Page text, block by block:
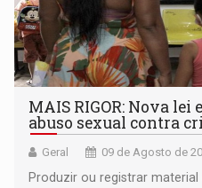
MAIS RIGOR: Nova
abuso sexual contra
Geral 09 de Agosto de
Produzir ou registrar